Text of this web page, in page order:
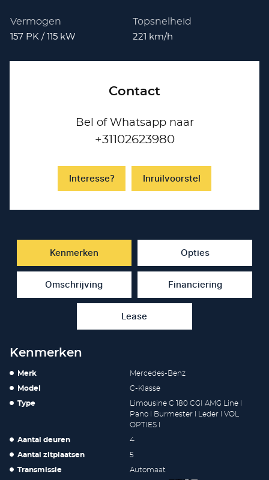
Vermogen
157 PK / 115 kW
Topsnelheid
221 km/h
Contact
Bel of Whatsapp naar
+31102623980
Interesse? Inruilvoorstel
Kenmerken Opties
Omschrijving Financiering
Lease
Kenmerken
Merk Mercedes-Benz
Model C-Klasse
Type
Limousine C 180 CGI AMG Line l
Pano l Burmester l Leder l VOL
OPTIES l
Aantal deuren 4
Aantal zitplaatsen 5
Transmissie Automaat